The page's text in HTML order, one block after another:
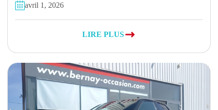
avril 1, 2026
LIRE PLUS